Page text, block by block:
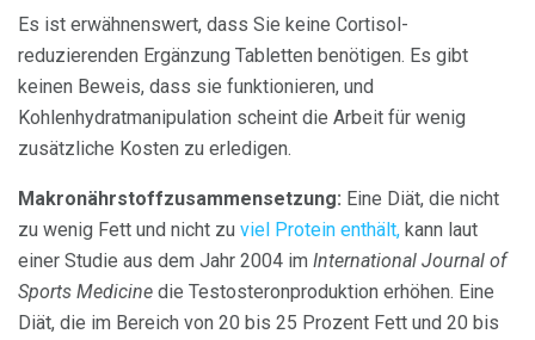
Es ist erwähnenswert, dass Sie keine Cortisol-
reduzierenden Ergänzung Tabletten benötigen. Es gibt
keinen Beweis, dass sie funktionieren, und
Kohlenhydratmanipulation scheint die Arbeit für wenig
zusätzliche Kosten zu erledigen.
Makronährstoffzusammensetzung: Eine Diät, die nicht
zu wenig Fett und nicht zu viel Protein enthält, kann laut
einer Studie aus dem Jahr 2004 im International Journal of
Sports Medicine die Testosteronproduktion erhöhen. Eine
Diät, die im Bereich von 20 bis 25 Prozent Fett und 20 bis